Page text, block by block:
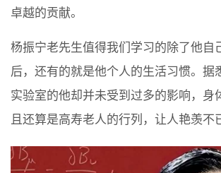
卓越的贡献。
杨振宁老先生值得我们学习的除了他自
后，还有的就是他个人的生活习惯。据
实验室的他却并未受到过多的影响，身
且还算是高寿老人的行列，让人艳羡不